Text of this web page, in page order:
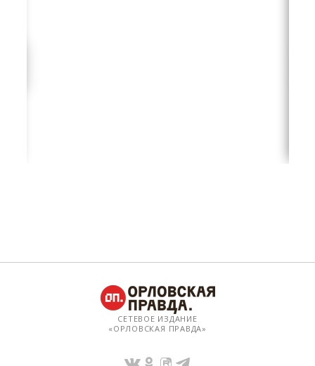
СЕТЕВОЕ ИЗДАНИЕ
«ОРЛОВСКАЯ ПРАВДА»